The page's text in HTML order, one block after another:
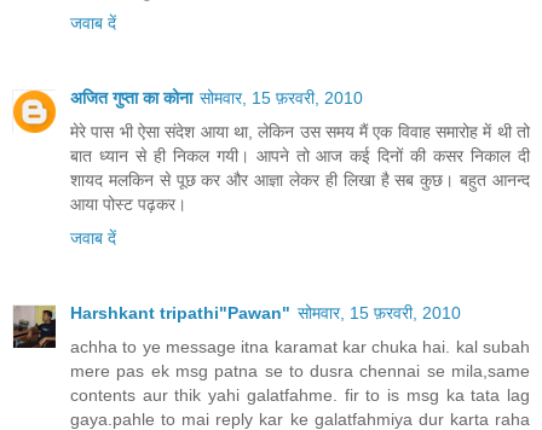
जवाब दें
अजित गुप्ता का कोना सोमवार, 15 फ़रवरी, 2010
मेरे पास भी ऐसा संदेश आया था, लेकिन उस समय मैं एक विवाह समारोह में थी तो
बात ध्‍यान से ही निकल गयी। आपने तो आज कई दिनों की कसर निकाल दी
शायद मलकिन से पूछ कर और आज्ञा लेकर ही लिखा है सब कुछ। बहुत आनन्‍द
आया पोस्‍ट पढ़कर।
जवाब दें
Harshkant tripathi"Pawan" सोमवार, 15 फ़रवरी, 2010
achha to ye message itna karamat kar chuka hai. kal subah
mere pas ek msg patna se to dusra chennai se mila,same
contents aur thik yahi galatfahme. fir to is msg ka tata lag
gaya.pahle to mai reply kar ke galatfahmiya dur karta raha